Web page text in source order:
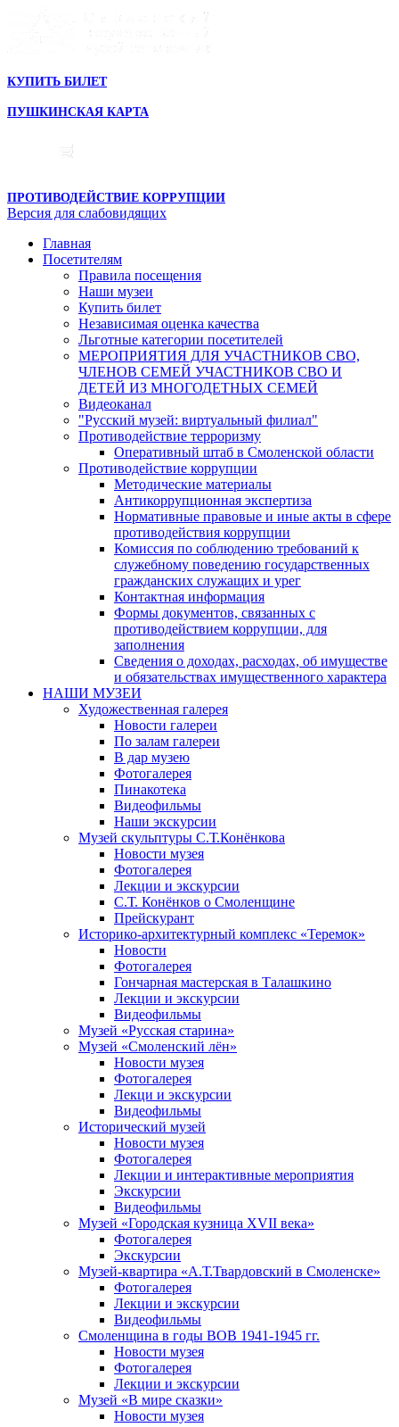
КУПИТЬ БИЛЕТ
ПУШКИНСКАЯ КАРТА
ПРОТИВОДЕЙСТВИЕ КОРРУПЦИИ
Версия для слабовидящих
Главная
Посетителям
Правила посещения
Наши музеи
Купить билет
Независимая оценка качества
Льготные категории посетителей
МЕРОПРИЯТИЯ ДЛЯ УЧАСТНИКОВ СВО,
ЧЛЕНОВ СЕМЕЙ УЧАСТНИКОВ СВО И
ДЕТЕЙ ИЗ МНОГОДЕТНЫХ СЕМЕЙ
Видеоканал
"Русский музей: виртуальный филиал"
Противодействие терроризму
Оперативный штаб в Смоленской области
Противодействие коррупции
Методические материалы
Антикоррупционная экспертиза
Нормативные правовые и иные акты в сфере
противодействия коррупции
Комиссия по соблюдению требований к
служебному поведению государственных
гражданских служащих и урег
Контактная информация
Формы документов, связанных с
противодействием коррупции, для
заполнения
Сведения о доходах, расходах, об имуществе
и обязательствах имущественного характера
НАШИ МУЗЕИ
Художественная галерея
Новости галереи
По залам галереи
В дар музею
Фотогалерея
Пинакотека
Видеофильмы
Наши экскурсии
Музей скульптуры С.Т.Конёнкова
Новости музея
Фотогалерея
Лекции и экскурсии
С.Т. Конёнков о Смоленщине
Прейскурант
Историко-архитектурный комплекс «Теремок»
Новости
Фотогалерея
Гончарная мастерская в Талашкино
Лекции и экскурсии
Видеофильмы
Музей «Русская старина»
Музей «Смоленский лён»
Новости музея
Фотогалерея
Лекци и экскурсии
Видеофильмы
Исторический музей
Новости музея
Фотогалерея
Лекции и интерактивные мероприятия
Экскурсии
Видеофильмы
Музей «Городская кузница XVII века»
Фотогалерея
Экскурсии
Музей-квартира «А.Т.Твардовский в Смоленске»
Фотогалерея
Лекции и экскурсии
Видеофильмы
Смоленщина в годы ВОВ 1941-1945 гг.
Новости музея
Фотогалерея
Лекции и экскурсии
Музей «В мире сказки»
Новости музея